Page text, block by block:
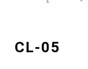
CL-05